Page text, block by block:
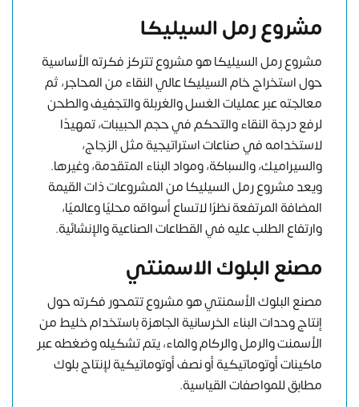
مشروع رمل السيليكا
مشروع رمل السيليكا هو مشروع تتركز فكرته الأساسية
حول استخراج خام السيليكا عالي النقاء من المحاجر، ثم
معالجته عبر عمليات الغسل والغربلة والتجفيف والطحن
لرفع درجة النقاء والتحكم في حجم الحبيبات، تمهيدًا
لاستخدامه في صناعات استراتيجية مثل الزجاج،
والسيراميك، والسباكة، ومواد البناء المتقدمة، وغيرها.
ويعد مشروع رمل السيليكا من المشروعات ذات القيمة
المضافة المرتفعة نظرًا لاتساع أسواقه محليًا وعالميًا،
وارتفاع الطلب عليه في القطاعات الصناعية والإنشائية.
مصنع البلوك الاسمنتي
مصنع البلوك الأسمنتي هو مشروع تتمحور فكرته حول
إنتاج وحدات البناء الخرسانية الجاهزة باستخدام خليط من
الأسمنت والرمل والركام والماء، يتم تشكيله وضغطه عبر
ماكينات أوتوماتيكية أو نصف أوتوماتيكية لإنتاج بلوك
مطابق للمواصفات القياسية.